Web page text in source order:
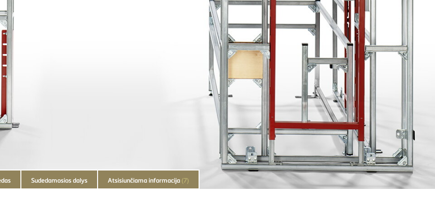
Sudedamosios dalys Atsisiunčiama informacija (7)